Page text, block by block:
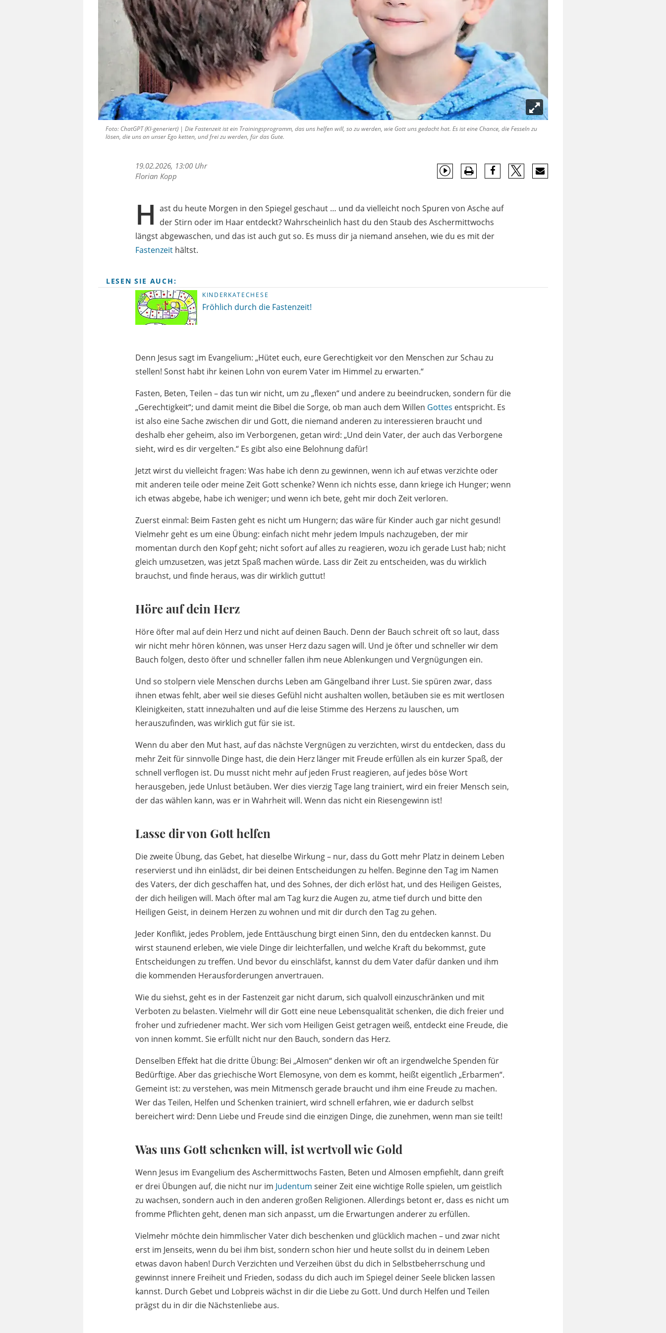
Foto: ChatGPT (KI-generiert) | Die Fastenzeit ist ein Trainingsprogramm, das uns helfen will, so zu werden, wie Gott uns gedacht hat. Es ist eine Chance, die Fesseln zu
lösen, die uns an unser Ego ketten, und frei zu werden, für das Gute.
19.02.2026, 13:00 Uhr
Florian Kopp
H ast du heute Morgen in den Spiegel geschaut … und da vielleicht noch Spuren von Asche auf
der Stirn oder im Haar entdeckt? Wahrscheinlich hast du den Staub des Aschermittwochs
längst abgewaschen, und das ist auch gut so. Es muss dir ja niemand ansehen, wie du es mit der
Fastenzeit hältst.
LESEN SIE AUCH:
KINDERKATECHESE
Fröhlich durch die Fastenzeit!
Denn Jesus sagt im Evangelium: „Hütet euch, eure Gerechtigkeit vor den Menschen zur Schau zu
stellen! Sonst habt ihr keinen Lohn von eurem Vater im Himmel zu erwarten.“
Fasten, Beten, Teilen – das tun wir nicht, um zu „flexen“ und andere zu beeindrucken, sondern für die
„Gerechtigkeit“; und damit meint die Bibel die Sorge, ob man auch dem Willen Gottes entspricht. Es
ist also eine Sache zwischen dir und Gott, die niemand anderen zu interessieren braucht und
deshalb eher geheim, also im Verborgenen, getan wird: „Und dein Vater, der auch das Verborgene
sieht, wird es dir vergelten.“ Es gibt also eine Belohnung dafür!
Jetzt wirst du vielleicht fragen: Was habe ich denn zu gewinnen, wenn ich auf etwas verzichte oder
mit anderen teile oder meine Zeit Gott schenke? Wenn ich nichts esse, dann kriege ich Hunger; wenn
ich etwas abgebe, habe ich weniger; und wenn ich bete, geht mir doch Zeit verloren.
Zuerst einmal: Beim Fasten geht es nicht um Hungern; das wäre für Kinder auch gar nicht gesund!
Vielmehr geht es um eine Übung: einfach nicht mehr jedem Impuls nachzugeben, der mir
momentan durch den Kopf geht; nicht sofort auf alles zu reagieren, wozu ich gerade Lust hab; nicht
gleich umzusetzen, was jetzt Spaß machen würde. Lass dir Zeit zu entscheiden, was du wirklich
brauchst, und finde heraus, was dir wirklich guttut!
Höre auf dein Herz
Höre öfter mal auf dein Herz und nicht auf deinen Bauch. Denn der Bauch schreit oft so laut, dass
wir nicht mehr hören können, was unser Herz dazu sagen will. Und je öfter und schneller wir dem
Bauch folgen, desto öfter und schneller fallen ihm neue Ablenkungen und Vergnügungen ein.
Und so stolpern viele Menschen durchs Leben am Gängelband ihrer Lust. Sie spüren zwar, dass
ihnen etwas fehlt, aber weil sie dieses Gefühl nicht aushalten wollen, betäuben sie es mit wertlosen
Kleinigkeiten, statt innezuhalten und auf die leise Stimme des Herzens zu lauschen, um
herauszufinden, was wirklich gut für sie ist.
Wenn du aber den Mut hast, auf das nächste Vergnügen zu verzichten, wirst du entdecken, dass du
mehr Zeit für sinnvolle Dinge hast, die dein Herz länger mit Freude erfüllen als ein kurzer Spaß, der
schnell verflogen ist. Du musst nicht mehr auf jeden Frust reagieren, auf jedes böse Wort
herausgeben, jede Unlust betäuben. Wer dies vierzig Tage lang trainiert, wird ein freier Mensch sein,
der das wählen kann, was er in Wahrheit will. Wenn das nicht ein Riesengewinn ist!
Lasse dir von Gott helfen
Die zweite Übung, das Gebet, hat dieselbe Wirkung – nur, dass du Gott mehr Platz in deinem Leben
reservierst und ihn einlädst, dir bei deinen Entscheidungen zu helfen. Beginne den Tag im Namen
des Vaters, der dich geschaffen hat, und des Sohnes, der dich erlöst hat, und des Heiligen Geistes,
der dich heiligen will. Mach öfter mal am Tag kurz die Augen zu, atme tief durch und bitte den
Heiligen Geist, in deinem Herzen zu wohnen und mit dir durch den Tag zu gehen.
Jeder Konflikt, jedes Problem, jede Enttäuschung birgt einen Sinn, den du entdecken kannst. Du
wirst staunend erleben, wie viele Dinge dir leichterfallen, und welche Kraft du bekommst, gute
Entscheidungen zu treffen. Und bevor du einschläfst, kannst du dem Vater dafür danken und ihm
die kommenden Herausforderungen anvertrauen.
Wie du siehst, geht es in der Fastenzeit gar nicht darum, sich qualvoll einzuschränken und mit
Verboten zu belasten. Vielmehr will dir Gott eine neue Lebensqualität schenken, die dich freier und
froher und zufriedener macht. Wer sich vom Heiligen Geist getragen weiß, entdeckt eine Freude, die
von innen kommt. Sie erfüllt nicht nur den Bauch, sondern das Herz.
Denselben Effekt hat die dritte Übung: Bei „Almosen“ denken wir oft an irgendwelche Spenden für
Bedürftige. Aber das griechische Wort Elemosyne, von dem es kommt, heißt eigentlich „Erbarmen“.
Gemeint ist: zu verstehen, was mein Mitmensch gerade braucht und ihm eine Freude zu machen.
Wer das Teilen, Helfen und Schenken trainiert, wird schnell erfahren, wie er dadurch selbst
bereichert wird: Denn Liebe und Freude sind die einzigen Dinge, die zunehmen, wenn man sie teilt!
Was uns Gott schenken will, ist wertvoll wie Gold
Wenn Jesus im Evangelium des Aschermittwochs Fasten, Beten und Almosen empfiehlt, dann greift
er drei Übungen auf, die nicht nur im Judentum seiner Zeit eine wichtige Rolle spielen, um geistlich
zu wachsen, sondern auch in den anderen großen Religionen. Allerdings betont er, dass es nicht um
fromme Pflichten geht, denen man sich anpasst, um die Erwartungen anderer zu erfüllen.
Vielmehr möchte dein himmlischer Vater dich beschenken und glücklich machen – und zwar nicht
erst im Jenseits, wenn du bei ihm bist, sondern schon hier und heute sollst du in deinem Leben
etwas davon haben! Durch Verzichten und Verzeihen übst du dich in Selbstbeherrschung und
gewinnst innere Freiheit und Frieden, sodass du dich auch im Spiegel deiner Seele blicken lassen
kannst. Durch Gebet und Lobpreis wächst in dir die Liebe zu Gott. Und durch Helfen und Teilen
prägst du in dir die Nächstenliebe aus.